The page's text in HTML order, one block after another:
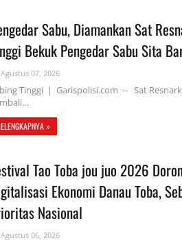
Sabu, Diamankan Sat
Bekuk Pengedar Sabu Sita
Agustus 07, 2026
Tinggi | Garispolisi.com -- Sat
»
Tao Toba jou juo 2026
Ekonomi Danau Toba,
Nasional
Agustus 06, 2026